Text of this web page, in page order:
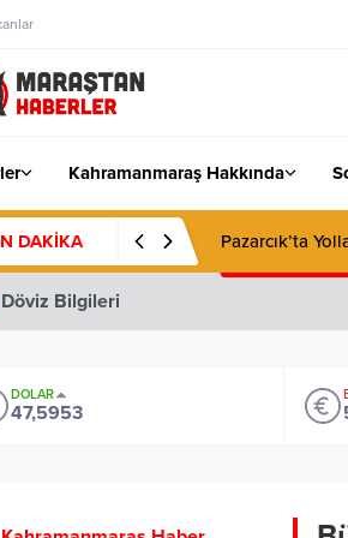
Kahramanmaraş Hakkında
DAKİKA KAFUM Fuar
Döviz Bilgileri
DOLAR
47,5953